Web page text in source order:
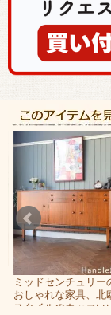
ミッドセンチュリー
おしゃれな家具、北
スタイルのカッコい